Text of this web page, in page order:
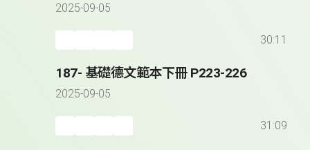
2025-09-05
30:11
187- 基礎德文範本下冊 P223-226
2025-09-05
31:09